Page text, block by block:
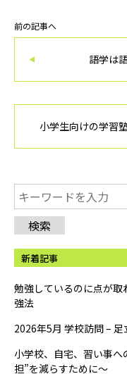
検索
新着記事
勉強しているのに点が
強法
2026年5月 学校訪問 – 足
小学校、自宅、習い事
担”を減らすために～
前の記事へ
語学は
小学生向けの学習